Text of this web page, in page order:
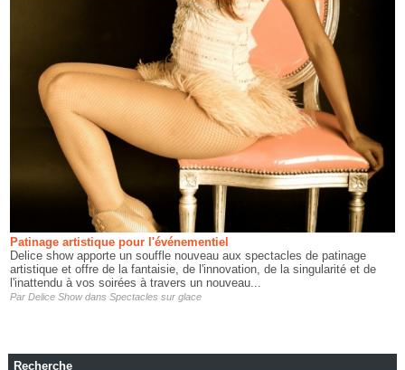
Patinage artistique pour l'événementiel
Delice show apporte un souffle nouveau aux spectacles de patinage
artistique et offre de la fantaisie, de l'innovation, de la singularité et de
l'inattendu à vos soirées à travers un nouveau...
Par Delice Showdans Spectacles sur glace
Recherche